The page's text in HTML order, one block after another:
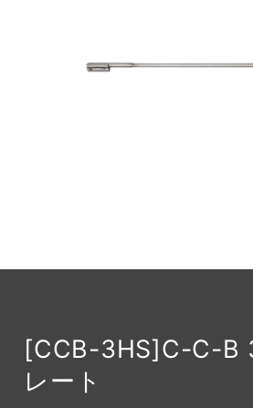
[CCB-3HS]C-C-B
レート